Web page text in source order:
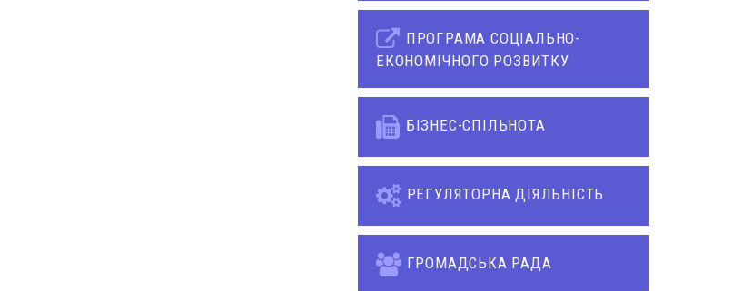
ПРОГРАМА СОЦІАЛЬНО-
ЕКОНОМІЧНОГО РОЗВИТКУ
БІЗНЕС-СПІЛЬНОТА
РЕГУЛЯТОРНА ДІЯЛЬНІСТЬ
ГРОМАДСЬКА РАДА